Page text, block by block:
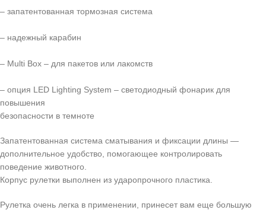
– запатентованная тормозная система
– надежный карабин
– Multi Box – для пакетов или лакомств
– опция LED Lighting System – светодиодный фонарик для
повышения
безопасности в темноте
Запатентованная система сматывания и фиксации длины —
дополнительное удобство, помогающее контролировать
поведение животного.
Корпус рулетки выполнен из ударопрочного пластика.
Рулетка очень легка в применении, принесет вам еще большую